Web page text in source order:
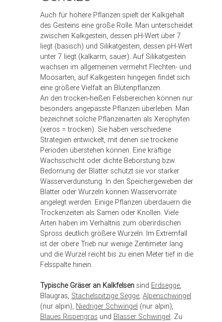
Auch für höhere Pflanzen spielt der Kalkgehalt
des Gesteins eine große Rolle. Man unterscheidet
zwischen Kalkgestein, dessen pH-Wert über 7
liegt (basisch) und Silikatgestein, dessen pH-Wert
unter 7 liegt (kalkarm, sauer). Auf Silikatgestein
wachsen im allgemeinen vermehrt Flechten- und
Moosarten, auf Kalkgestein hingegen findet sich
eine größere Vielfalt an Blütenpflanzen.
An den trocken-heißen Felsbereichen können nur
besonders angepasste Pflanzen überleben. Man
bezeichnet solche Pflanzenarten als Xerophyten
(xeros = trocken). Sie haben verschiedene
Strategien entwickelt, mit denen sie trockene
Perioden überstehen können. Eine kräftige
Wachsschicht oder dichte Beborstung bzw.
Bedornung der Blätter schützt sie vor starker
Wasserverdunstung. In den Speichergeweben der
Blätter oder Wurzeln können Wasservorräte
angelegt werden. Einige Pflanzen überdauern die
Trockenzeiten als Samen oder Knollen. Viele
Arten haben im Verhältnis zum oberirdischen
Spross deutlich größere Wurzeln. Im Extremfall
ist der obere Trieb nur wenige Zentimeter lang
und die Wurzel reicht bis zu einen Meter tief in die
Felsspalte hinein.
Typische Gräser an Kalkfelsen sind Erdsegge,
Blaugras, Stachelspitzige Segge, Alpenschwingel
(nur alpin), Niedriger Schwingel (nur alpin),
Blaues Rispengras und Blasser Schwingel. Zu